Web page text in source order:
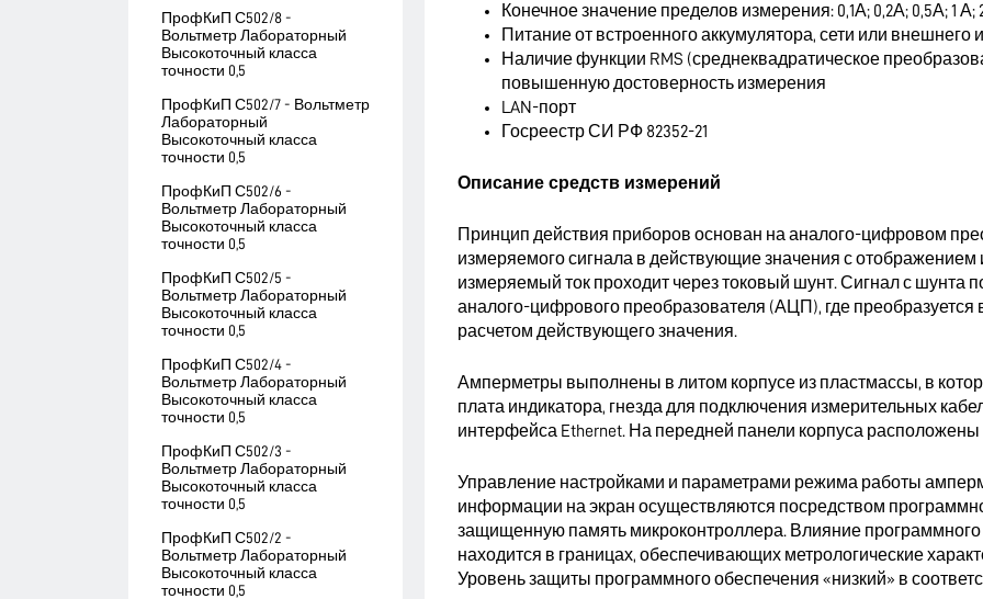
ПрофКиП С502/8 -
Вольтметр Лабораторный
Высокоточный класса
точности 0,5
ПрофКиП С502/7 - Вольтметр
Лабораторный
Высокоточный класса
точности 0,5
ПрофКиП С502/6 -
Вольтметр Лабораторный
Высокоточный класса
точности 0,5
ПрофКиП С502/5 -
Вольтметр Лабораторный
Высокоточный класса
точности 0,5
ПрофКиП С502/4 -
Вольтметр Лабораторный
Высокоточный класса
точности 0,5
ПрофКиП С502/3 -
Вольтметр Лабораторный
Высокоточный класса
точности 0,5
ПрофКиП С502/2 -
Вольтметр Лабораторный
Высокоточный класса
точности 0,5
Конечное значение пределов измерения: 0,1А; 0,2А; 0,5А; 1 А;
Питание от встроенного аккумулятора, сети или внешнего
Наличие функции RMS (среднеквадратическое
повышенную достоверность измерения
LAN-порт
Госреестр СИ РФ 82352-21
Описание средств измерений
Принцип действия приборов основан на аналого-цифровом
измеряемого сигнала в действующие значения с
измеряемый ток проходит через токовый шунт. Сигнал с шунта
аналого-цифрового преобразователя (АЦП), где
расчетом действующего значения.
Амперметры выполнены в литом корпусе из пластмассы, в
плата индикатора, гнезда для подключения измерительных
интерфейса Ethernet. На передней панели корпуса
Управление настройками и параметрами режима работы
информации на экран осуществляются посредством
защищенную память микроконтроллера. Влияние программного
находится в границах, обеспечивающих метрологические
Уровень защиты программного обеспечения «низкий» в